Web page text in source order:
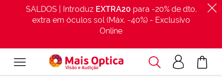
SALDOS | Introduz EXTRA20 para -20% de dto.
extra em óculos sol (Máx. -40%) - Exclusivo
Online
Acesso
clientes
O Meu
Procurar